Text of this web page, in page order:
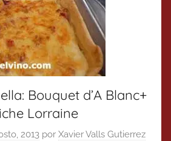
Bouquet d’A Blanc+
Lorraine
2013 por Xavier Valls Gutierrez